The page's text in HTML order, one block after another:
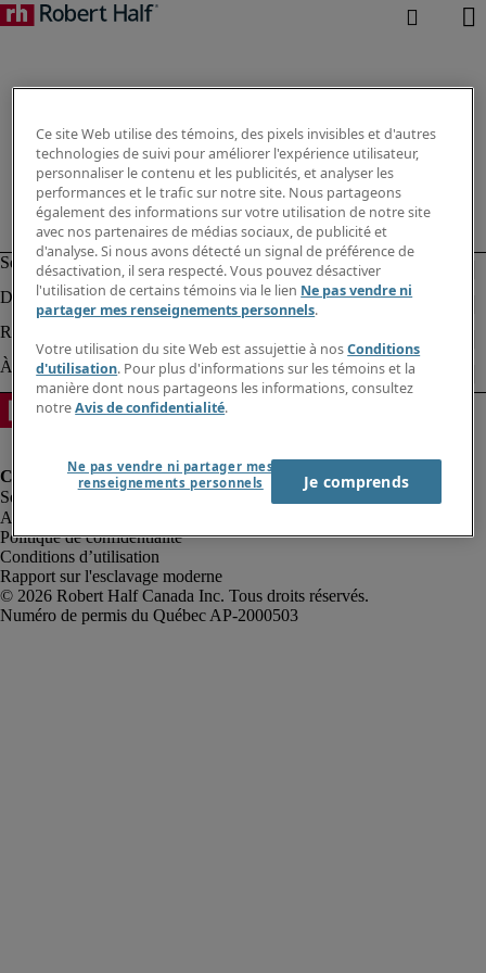
Alerte à la fraude
Politique de confidentialité
Conditions d’utilisation
Rapport sur l'esclavage moderne
Robert Half Canada Inc. Tous droits réservés.
Ce site Web utilise des témoins, des pixels invisibles et d'autres
technologies de suivi pour améliorer l'expérience utilisateur,
personnaliser le contenu et les publicités, et analyser les
performances et le trafic sur notre site. Nous partageons
également des informations sur votre utilisation de notre site
avec nos partenaires de médias sociaux, de publicité et
d'analyse. Si nous avons détecté un signal de préférence de
désactivation, il sera respecté. Vous pouvez désactiver
l'utilisation de certains témoins via le lien Ne pas vendre ni
partager mes renseignements personnels.
Votre utilisation du site Web est assujettie à nosConditions
d'utilisation. Pour plus d'informations sur les témoins et la
manière dont nous partageons les informations, consultez
notreAvis de confidentialité.
Ne pas vendre ni partager mes
renseignements personnels
Je comprends